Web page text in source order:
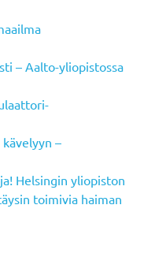
– Aalto-yliopistossa
–
Helsingin yliopiston
toimivia haiman